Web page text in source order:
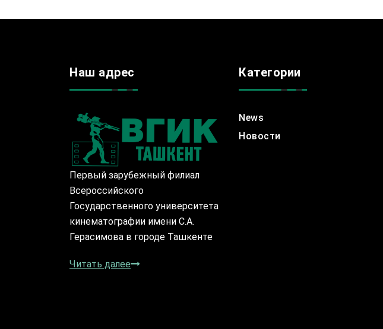
Наш адрес
Первый зарубежный филиал
Всероссийского
Государственного университета
кинематографии имени С.А.
Герасимова в городе Ташкенте
Читать далее
Категории
News
Новости